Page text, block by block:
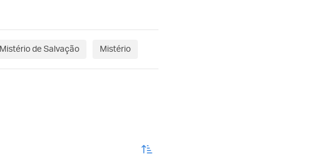
Mistério de Salvação Mistério
enviar